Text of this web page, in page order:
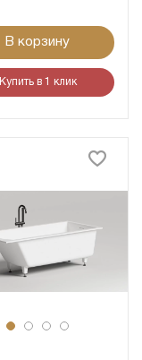
В корзину
Купить в 1 клик